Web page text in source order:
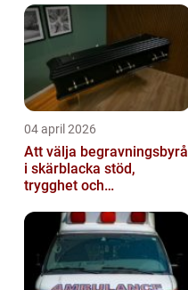
04 april 2026
Att välja begravningsbyrå
i skärblacka stöd,
trygghet och